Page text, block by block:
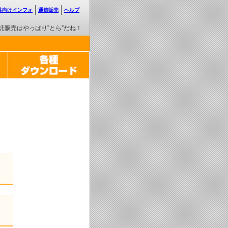
販売はやっぱり”とら”だね！
向けインフォ 通信販売 ヘルプ